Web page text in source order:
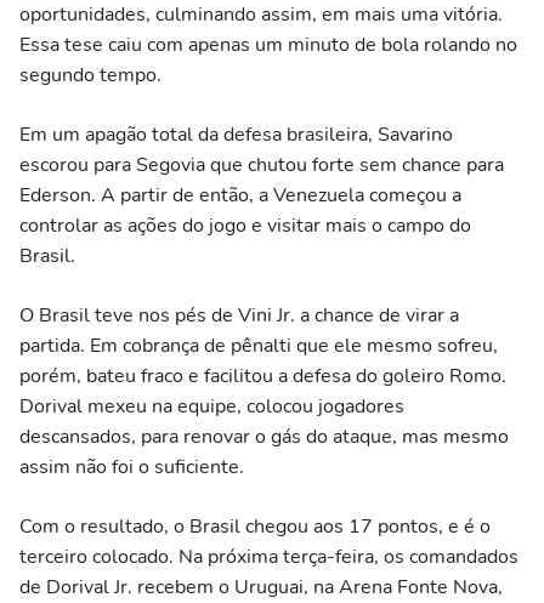
oportunidades, culminando assim, em mais uma vitória.
Essa tese caiu com apenas um minuto de bola rolando no
segundo tempo.
Em um apagão total da defesa brasileira, Savarino
escorou para Segovia que chutou forte sem chance para
Ederson. A partir de então, a Venezuela começou a
controlar as ações do jogo e visitar mais o campo do
Brasil.
O Brasil teve nos pés de Vini Jr. a chance de virar a
partida. Em cobrança de pênalti que ele mesmo sofreu,
porém, bateu fraco e facilitou a defesa do goleiro Romo.
Dorival mexeu na equipe, colocou jogadores
descansados, para renovar o gás do ataque, mas mesmo
assim não foi o suficiente.
Com o resultado, o Brasil chegou aos 17 pontos, e é o
terceiro colocado. Na próxima terça-feira, os comandados
de Dorival Jr. recebem o Uruguai, na Arena Fonte Nova,